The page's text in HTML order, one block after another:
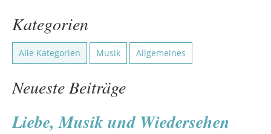
Kategorien
Alle Kategorien Musik Allgemeines
Neueste Beiträge
Liebe, Musik und Wiedersehen